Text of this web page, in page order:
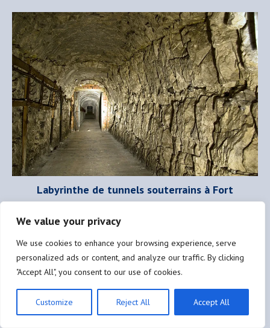
We value your privacy
We use cookies to enhance your browsing experience, serve
personalized ads or content, and analyze our traffic. By clicking
"Accept All", you consent to our use of cookies.
Customize Reject All Accept All
Labyrinthe de tunnels souterrains à Fort
Southwick
Au début de juin, lePlotprincipal s’est brutalement agrandi et
mesure maintenant environ 2,50 mètres sur 3,50 mètres
Entretemps, la garde de nuit est passée à huit Wrens commandées
par un officier WRNS. Comme la technologie radar a évolué, la